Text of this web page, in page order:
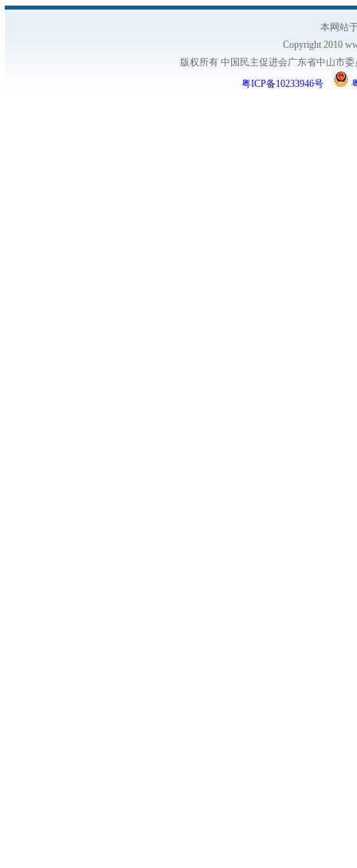
本网站
Copyright 2010
版权所有 中国民主促进会广东省中山市
粤ICP备10233946号